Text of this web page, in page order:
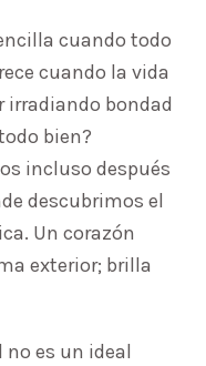
cuando todo
cuando la vida
irradiando bondad
bien?
incluso después
descubrimos el
Un corazón
exterior; brilla
es un ideal